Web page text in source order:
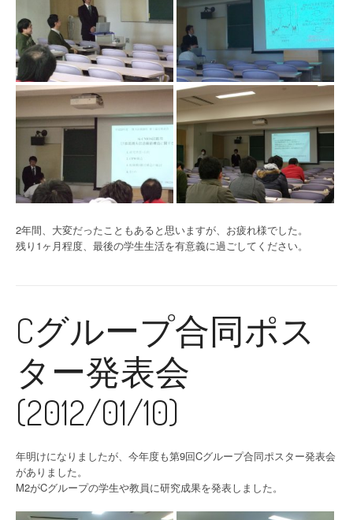
2年間、大変だったこともあると思いますが、お疲れ様でした。
残り1ヶ月程度、最後の学生生活を有意義に過ごしてください。
Cグループ合同ポス
ター発表会
(2012/01/10)
年明けになりましたが、今年度も第9回Cグループ合同ポスター発表会
がありました。
M2がCグループの学生や教員に研究成果を発表しました。